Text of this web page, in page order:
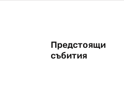
Предстоящи
събития